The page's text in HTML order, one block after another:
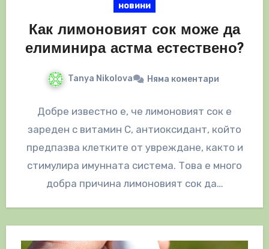
новини
Как лимоновият сок може да
елиминира астма естествено?
Tanya Nikolova Няма коментари
Добре известно е, че лимоновият сок е
зареден с витамин С, антиоксидант, който
предпазва клетките от увреждане, както и
стимулира имунната система. Това е много
добра причина лимоновият сок да…